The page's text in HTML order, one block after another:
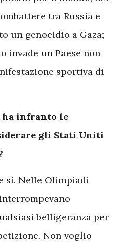
tra Russia e
un genocidio a Gaza;
invade un Paese non
sportiva di
ha infranto le
gli Stati Uniti
sì. Nelle Olimpiadi
belligeranza per
Non voglio